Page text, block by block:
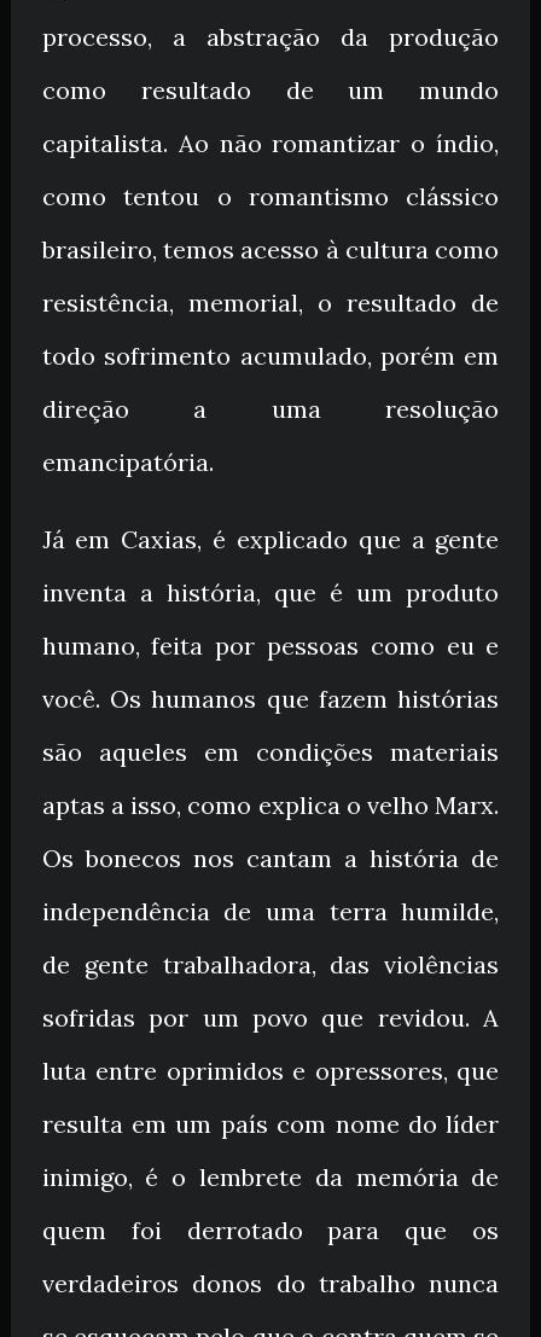
processo, a abstração da produção
como resultado de um mundo
capitalista. Ao não romantizar o índio,
como tentou o romantismo clássico
brasileiro, temos acesso à cultura como
resistência, memorial, o resultado de
todo sofrimento acumulado, porém em
direção a uma resolução
emancipatória.
Já em Caxias, é explicado que a gente
inventa a história, que é um produto
humano, feita por pessoas como eu e
você. Os humanos que fazem histórias
são aqueles em condições materiais
aptas a isso, como explica o velho Marx.
Os bonecos nos cantam a história de
independência de uma terra humilde,
de gente trabalhadora, das violências
sofridas por um povo que revidou. A
luta entre oprimidos e opressores, que
resulta em um país com nome do líder
inimigo, é o lembrete da memória de
quem foi derrotado para que os
verdadeiros donos do trabalho nunca